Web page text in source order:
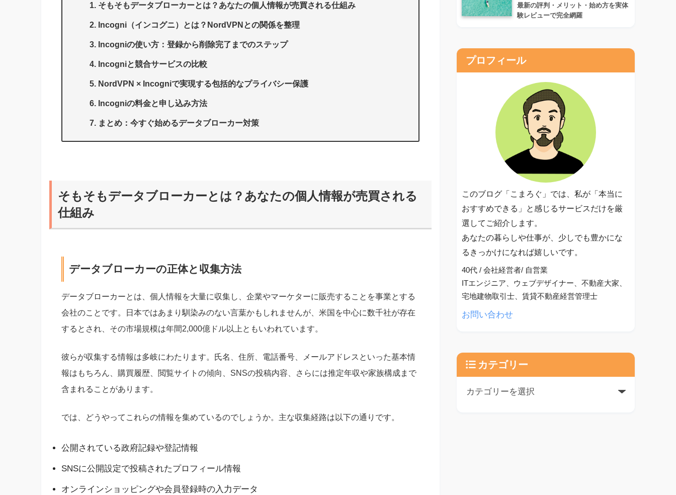
そもそもデータブローカーとは？あなたの個人情報が売買される仕組み
Incogni（インコグニ）とは？NordVPNとの関係を整理
Incogniの使い方：登録から削除完了までのステップ
Incogniと競合サービスの比較
NordVPN × Incogniで実現する包括的なプライバシー保護
Incogniの料金と申し込み方法
まとめ：今すぐ始めるデータブローカー対策
そもそもデータブローカーとは？あなたの個人情報が売買される
仕組み
データブローカーの正体と収集方法
データブローカーとは、個人情報を大量に収集し、企業やマーケターに販売することを事業とする
会社のことです。日本ではあまり馴染みのない言葉かもしれませんが、米国を中心に数千社が存在
するとされ、その市場規模は年間2,000億ドル以上ともいわれています。
彼らが収集する情報は多岐にわたります。氏名、住所、電話番号、メールアドレスといった基本情
報はもちろん、購買履歴、閲覧サイトの傾向、SNSの投稿内容、さらには推定年収や家族構成まで
含まれることがあります。
では、どうやってこれらの情報を集めているのでしょうか。主な収集経路は以下の通りです。
公開されている政府記録や登記情報
SNSに公開設定で投稿されたプロフィール情報
オンラインショッピングや会員登録時の入力データ
最新の評判・メリット・始め方を実体
験レビューで完全網羅
プロフィール
このブログ「こまろぐ」では、私が「本当に
おすすめできる」と感じるサービスだけを厳
選してご紹介します。
あなたの暮らしや仕事が、少しでも豊かにな
るきっかけになれば嬉しいです。
40代 / 会社経営者/ 自営業
ITエンジニア、ウェブデザイナー、不動産大家、
宅地建物取引士、賃貸不動産経営管理士
お問い合わせ
カテゴリー